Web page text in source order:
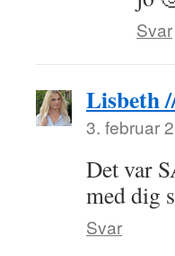
Svar
Lisbeth
3. februar
Det var
med dig
Svar